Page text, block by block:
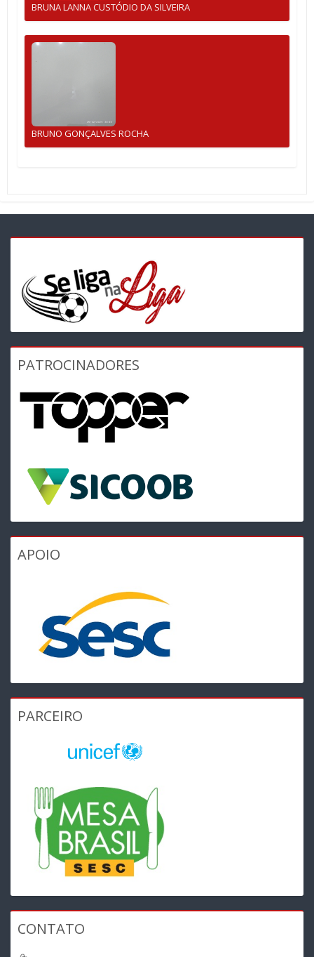
BRUNA LANNA CUSTÓDIO DA SILVEIRA
BRUNO GONÇALVES ROCHA
PATROCINADORES
APOIO
PARCEIRO
CONTATO